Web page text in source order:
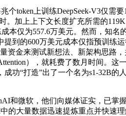
token上训练DeepSeek-V3仅需
。加上上下文长度扩充所需的
仅为557.6万美元。然而，知名
中提到的600万美元成本仅指预训
资金来测试新想法、新架构思路
），就耗费了数月时间。这
功“打造”出了一个名为s1-32B的
微软，他们向媒体证实，已掌握
的大量数据迅速提炼重点并快速